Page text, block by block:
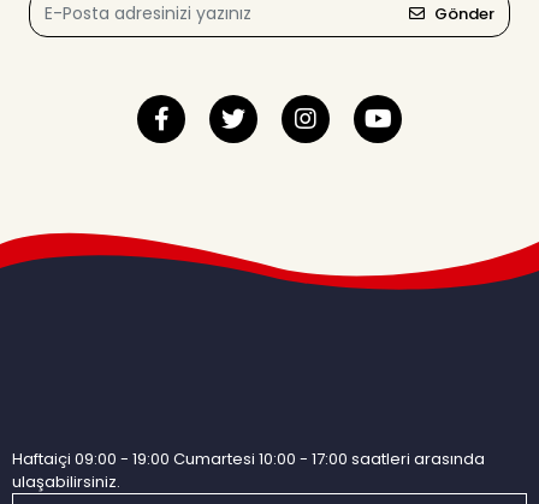
Gönder
Haftaiçi 09:00 - 19:00 Cumartesi 10:00 - 17:00 saatleri arasında
ulaşabilirsiniz.